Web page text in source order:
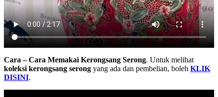
Cara – Cara Memakai Kerongsang Serong. Untuk melihat
koleksi kerongsang serong yang ada dan pembelian, boleh KLIK
DISINI.